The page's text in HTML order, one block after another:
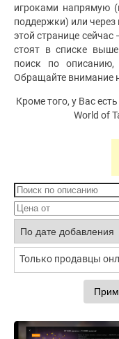
игроками напрямую
поддержки) или
этой странице
стоят в списке
поиск по
Обращайте внимание
Кроме того, у Вас
World of
Только продавцы